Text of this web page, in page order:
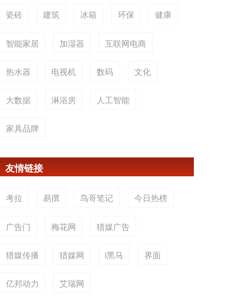
瓷砖 建筑 冰箱 环保 健康
智能家居 加湿器 互联网电商
热水器 电视机 数码 文化
大数据 淋浴房 人工智能
家具品牌
友情链接
考拉 易撰 鸟哥笔记 今日热榜
广告门 梅花网 猎媒广告
猎媒传播 猎媒网 i黑马 界面
亿邦动力 艾瑞网